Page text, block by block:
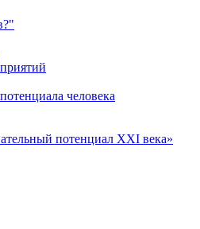
человека
потенциал XXI века»